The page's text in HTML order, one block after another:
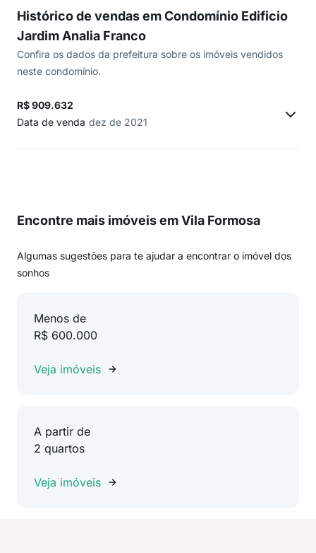
Histórico de vendas em Condomínio Edificio
Jardim Analia Franco
Confira os dados da prefeitura sobre os imóveis vendidos
neste condomínio.
R$ 909.632
Data de venda dez de 2021
Encontre mais imóveis em Vila Formosa
Algumas sugestões para te ajudar a encontrar o imóvel dos
sonhos
Menos de
R$ 600.000
Veja imóveis
A partir de
2 quartos
Veja imóveis